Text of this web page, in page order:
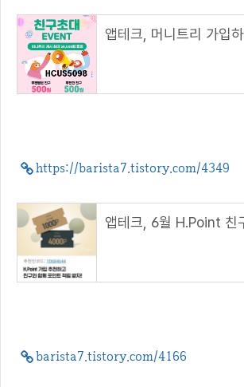
https://barista7.tistory.com/4349
barista7.tistory.com/4166